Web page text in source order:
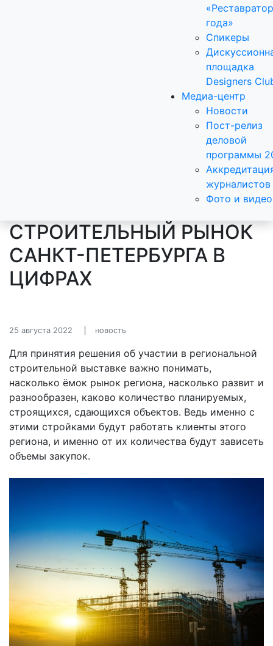
«Реставратор
года»
Спикеры
площадка
Designers
Медиа-центр
Новости
Пост-релиз
деловой
программы
журналистов
Фото и видео
СТРОИТЕЛЬНЫЙ РЫНОК
САНКТ-ПЕТЕРБУРГА В
ЦИФРАХ
25 августа 2022 новость
Для принятия решения об участии в региональной
строительной выставке важно понимать,
насколько ёмок рынок региона, насколько развит и
разнообразен, каково количество планируемых,
строящихся, сдающихся объектов. Ведь именно с
этими стройками будут работать клиенты этого
региона, и именно от их количества будут зависеть
объемы закупок.